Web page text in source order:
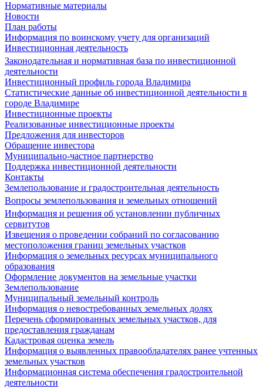
Нормативные материалы
Новости
План работы
Информация по воинскому учету для организаций
Инвестиционная деятельность
Законодательная и нормативная база по инвестиционной
деятельности
Инвестиционный профиль города Владимира
Статистические данные об инвестиционной деятельности в
городе Владимире
Инвестиционные проекты
Реализованные инвестиционные проекты
Предложения для инвесторов
Обращение инвестора
Муниципально-частное партнерство
Поддержка инвестиционной деятельности
Контакты
Землепользование и градостроительная деятельность
Вопросы землепользования и земельных отношений
Информация и решения об установлении публичных
сервитутов
Извещения о проведении собраний по согласованию
местоположения границ земельных участков
Информация о земельных ресурсах муниципального
образования
Оформление документов на земельные участки
Землепользование
Муниципальный земельный контроль
Информация о невостребованных земельных долях
Перечень сформированных земельных участков, для
предоставления гражданам
Кадастровая оценка земель
Информация о выявленных правообладателях ранее учтенных
земельных участков
Информационная система обеспечения градостроительной
деятельности